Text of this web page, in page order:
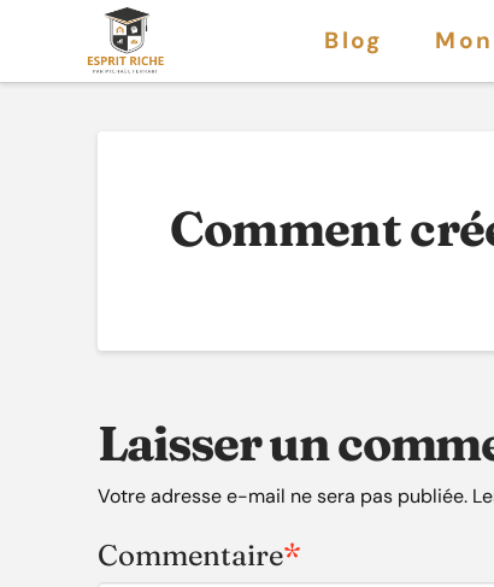
Blog
Comment
Laisser un
Votre adresse e-mail ne sera pas publiée.
Commentaire*